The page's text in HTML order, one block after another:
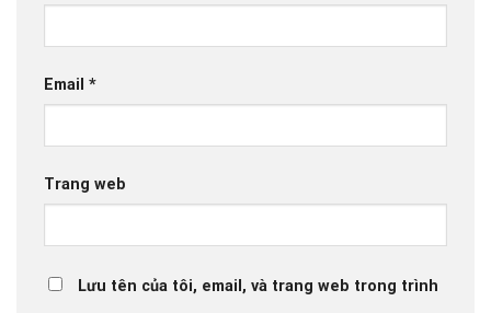
Email *
Trang web
Lưu tên của tôi, email, và trang web trong trình